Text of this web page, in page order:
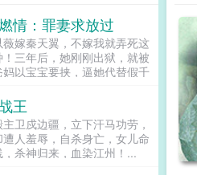
情：罪妻求放过
嫁秦天翼，不嫁我就弄死这
三年后，她刚刚出狱，就被
妈以宝宝要挟，逼她代替假千
王
卫戍边疆，立下汗马功劳，
人羞辱，自杀身亡，女儿命
杀神归来，血染江州！...